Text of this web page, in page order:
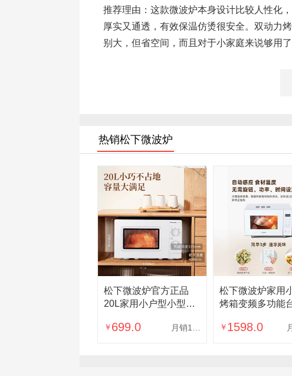
推荐理由：这款微波炉本身设计比较人性化
厚实又通透，有效保温仿烫很安全。双动力
别大，但省空间，而且对于小家庭来说够用了
热销松下微波炉
松下微波炉官方正品
20L家用小户型小型机
系列
￥699.0
松下微波炉家用
烤箱变频多功能
￥1598.0